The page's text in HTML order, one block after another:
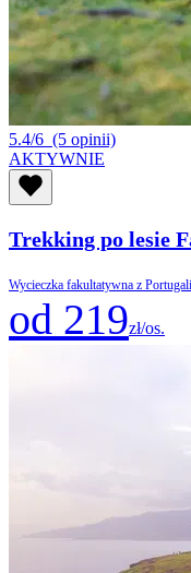
5.4/6 (5 opinii)
AKTYWNIE
Trekking po lesie
Wycieczka fakultatywna z
od 219zł/os.